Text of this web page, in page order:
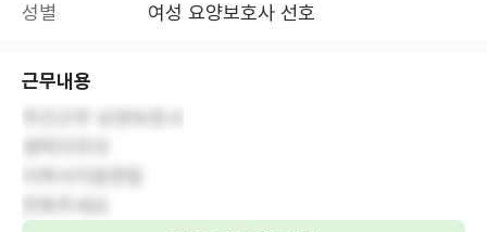
성별
여성 요양보호사 선호
근무내용